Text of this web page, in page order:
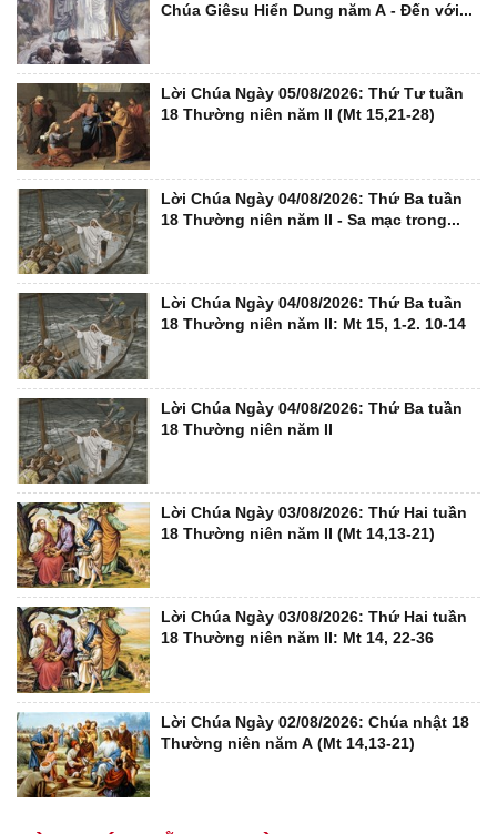
Chúa Giêsu Hiển Dung năm A - Đến với...
Lời Chúa Ngày 05/08/2026: Thứ Tư tuần
18 Thường niên năm II (Mt 15,21-28)
Lời Chúa Ngày 04/08/2026: Thứ Ba tuần
18 Thường niên năm II - Sa mạc trong...
Lời Chúa Ngày 04/08/2026: Thứ Ba tuần
18 Thường niên năm II: Mt 15, 1-2. 10-14
Lời Chúa Ngày 04/08/2026: Thứ Ba tuần
18 Thường niên năm II
Lời Chúa Ngày 03/08/2026: Thứ Hai tuần
18 Thường niên năm II (Mt 14,13-21)
Lời Chúa Ngày 03/08/2026: Thứ Hai tuần
18 Thường niên năm II: Mt 14, 22-36
Lời Chúa Ngày 02/08/2026: Chúa nhật 18
Thường niên năm A (Mt 14,13-21)